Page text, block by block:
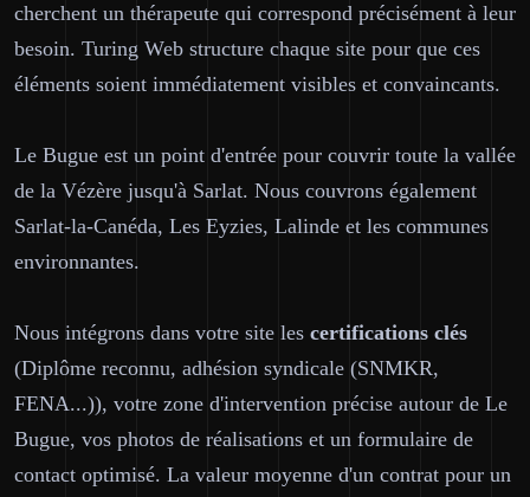
cherchent un thérapeute qui correspond précisément à leur
besoin. Turing Web structure chaque site pour que ces
éléments soient immédiatement visibles et convaincants.
Le Bugue est un point d'entrée pour couvrir toute la vallée
de la Vézère jusqu'à Sarlat. Nous couvrons également
Sarlat-la-Canéda, Les Eyzies, Lalinde et les communes
environnantes.
Nous intégrons dans votre site les certifications clés
(Diplôme reconnu, adhésion syndicale (SNMKR,
FENA...)), votre zone d'intervention précise autour de Le
Bugue, vos photos de réalisations et un formulaire de
contact optimisé. La valeur moyenne d'un contrat pour un